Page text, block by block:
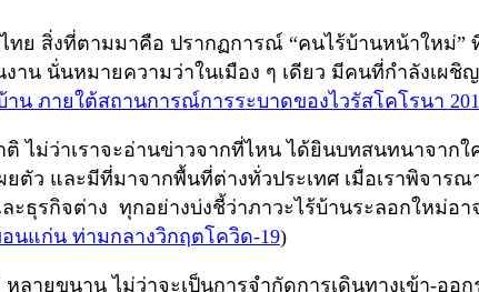
ไทย สิ่งที่ตามมาคือ ปรากฏการณ์ “คนไร้บ้านหน้าให
าน นั่นหมายความว่าในเมือง ๆ เดียว มีคนที่กำลังเผ
น ภายใต้สถานการณ์การระบาดของไวรัสโคโรนา
ไม่ว่าเราจะอ่านข่าวจากที่ไหน ได้ยินบทสนทนาจา
ยตัว และมีที่มาจากพื้นที่ต่างทั่วประเทศ เมื่อเราพิจา
ธุรกิจต่าง ทุกอย่างบ่งชี้ว่าภาวะไร้บ้านระลอกใหม่อ
นแก่น ท่ามกลางวิกฤตโควิด-19)
ลายขนาน ไม่ว่าจะเป็นการจำกัดการเดินทางเข้า-ออ